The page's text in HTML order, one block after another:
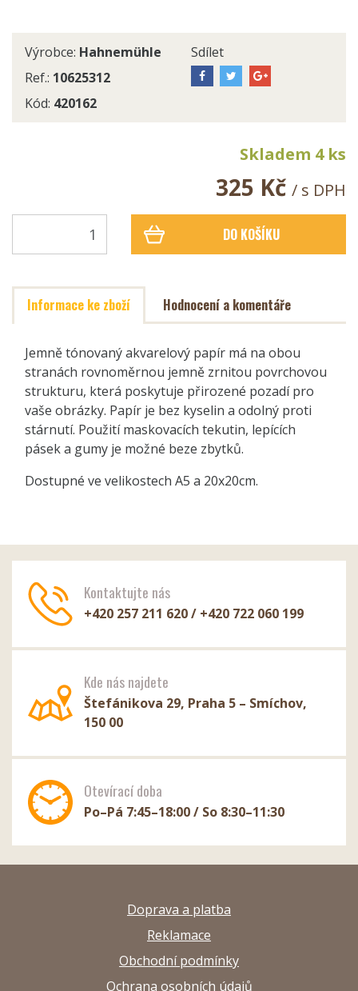
Výrobce: Hahnemühle
Ref.: 10625312
Kód: 420162
Sdílet
Skladem 4 ks
325 Kč / s DPH
DO KOŠÍKU
Informace ke zboží Hodnocení a komentáře
Jemně tónovaný akvarelový papír má na obou
stranách rovnoměrnou jemně zrnitou povrchovou
strukturu, která poskytuje přirozené pozadí pro
vaše obrázky. Papír je bez kyselin a odolný proti
stárnutí. Použití maskovacích tekutin, lepících
pásek a gumy je možné beze zbytků.
Dostupné ve velikostech A5 a 20x20cm.
Kontaktujte nás
+420 257 211 620 / +420 722 060 199
Kde nás najdete
Štefánikova 29, Praha 5 – Smíchov,
150 00
Otevírací doba
Po–Pá 7:45–18:00 / So 8:30–11:30
Doprava a platba
Reklamace
Obchodní podmínky
Ochrana osobních údajů